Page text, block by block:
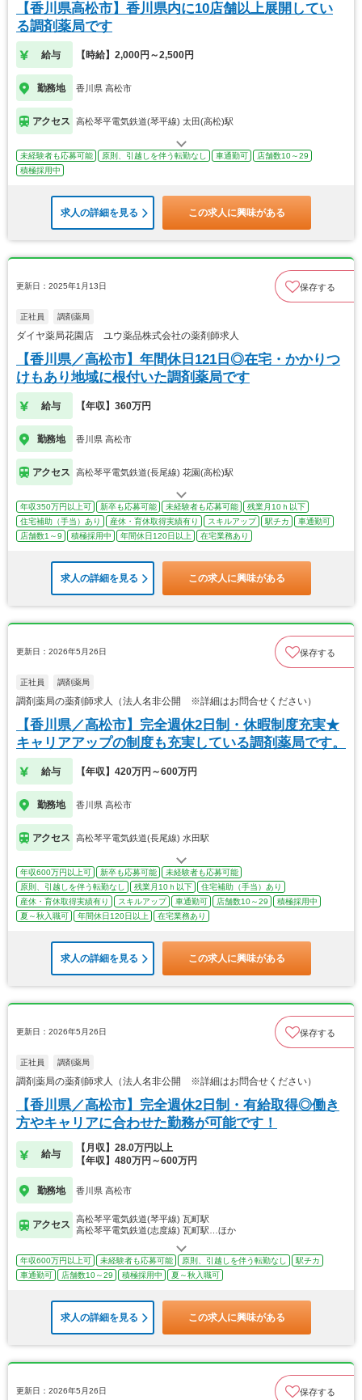
【香川県高松市】香川県内に10店舗以上展開してい
る調剤薬局です
給与 【時給】2,000円～2,500円
勤務地 香川県 高松市
アクセス 高松琴平電気鉄道(琴平線) 太田(高松)駅
未経験者も応募可能 原則、引越しを伴う転勤なし 車通勤可
店舗数10～29
積極採用中
求人の詳細を見る この求人に興味がある
更新日：2025年1月13日 保存する
正社員 調剤薬局
ダイヤ薬局花園店 ユウ薬品株式会社の薬剤師求人
【香川県／高松市】年間休日121日◎在宅・かかりつ
けもあり地域に根付いた調剤薬局です
給与 【年収】360万円
勤務地 香川県 高松市
アクセス 高松琴平電気鉄道(長尾線) 花園(高松)駅
年収350万円以上可 新卒も応募可能 未経験者も応募可能
残業月10ｈ以下
住宅補助（手当）あり
産休・育休取得実績有り スキルアップ 駅チカ
車通勤可
店舗数1～9
積極採用中 年間休日120日以上 在宅業務あり
求人の詳細を見る この求人に興味がある
更新日：2026年5月26日 保存する
正社員 調剤薬局
調剤薬局の薬剤師求人（法人名非公開 ※詳細はお問合せください）
【香川県／高松市】完全週休2日制・休暇制度充実★
キャリアアップの制度も充実している調剤薬局です。
給与 【年収】420万円～600万円
勤務地 香川県 高松市
アクセス 高松琴平電気鉄道(長尾線) 水田駅
年収600万円以上可 新卒も応募可能
未経験者も応募可能
原則、引越しを伴う転勤なし
残業月10ｈ以下
住宅補助（手当）あり
産休・育休取得実績有り
スキルアップ 車通勤可 店舗数10～29
積極採用中
夏～秋入職可
年間休日120日以上 在宅業務あり
求人の詳細を見る この求人に興味がある
更新日：2026年5月26日 保存する
正社員 調剤薬局
調剤薬局の薬剤師求人（法人名非公開 ※詳細はお問合せください）
【香川県／高松市】完全週休2日制・有給取得◎働き
方やキャリアに合わせた勤務が可能です！
給与
【月収】28.0万円以上
【年収】480万円～600万円
勤務地 香川県 高松市
アクセス
高松琴平電気鉄道(琴平線) 瓦町駅
高松琴平電気鉄道(志度線) 瓦町駅…ほか
年収600万円以上可 未経験者も応募可能 原則、引越しを伴う転勤なし
駅チカ
車通勤可
店舗数10～29 積極採用中 夏～秋入職可
求人の詳細を見る この求人に興味がある
更新日：2026年5月26日 保存する